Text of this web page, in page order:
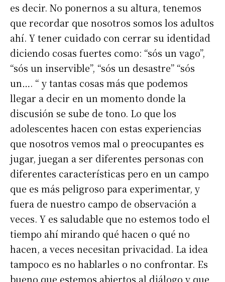
Suscribirme gratis
Dirección de correo electrónico*
es decir. No ponernos a su altura, tenemos
que recordar que nosotros somos los adultos
ahí. Y tener cuidado con cerrar su identidad
diciendo cosas fuertes como: “sós un vago”,
“sós un inservible”, “sós un desastre” “sós
un…. “ y tantas cosas más que podemos
llegar a decir en un momento donde la
discusión se sube de tono. Lo que los
adolescentes hacen con estas experiencias
que nosotros vemos mal o preocupantes es
jugar, juegan a ser diferentes personas con
diferentes características pero en un campo
que es más peligroso para experimentar, y
fuera de nuestro campo de observación a
veces. Y es saludable que no estemos todo el
tiempo ahí mirando qué hacen o qué no
hacen, a veces necesitan privacidad. La idea
tampoco es no hablarles o no confrontar. Es
bueno que estemos abiertos al diálogo y que